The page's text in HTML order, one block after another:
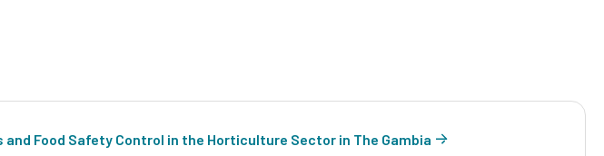
Food Safety Control in the Horticulture Sector in The Gambia